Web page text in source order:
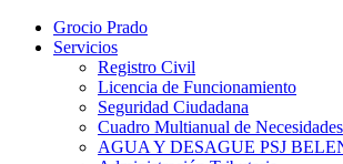
Grocio Prado
Servicios
Registro Civil
Licencia de Funcionamiento
Seguridad Ciudadana
Cuadro Multianual de Necesidades
AGUA Y DESAGUE PSJ